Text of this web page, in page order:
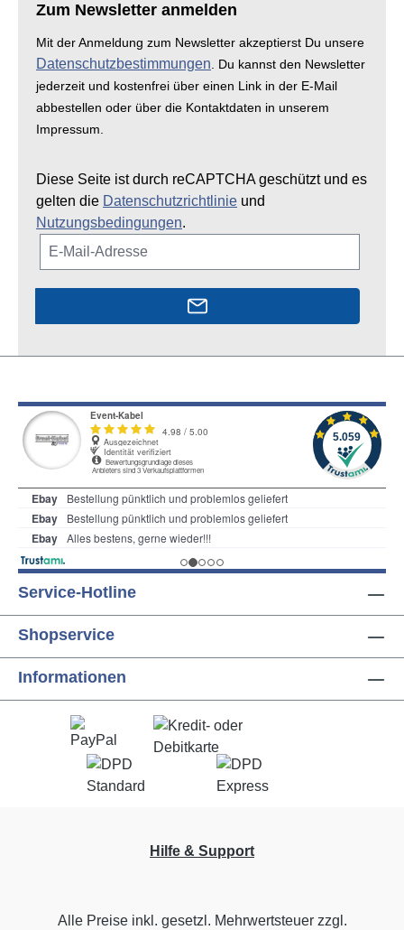
Zum Newsletter anmelden
Mit der Anmeldung zum Newsletter akzeptierst Du unsere
Datenschutzbestimmungen . Du kannst den Newsletter
jederzeit und kostenfrei über einen Link in der E-Mail
abbestellen oder über die Kontaktdaten in unserem
Impressum.
Diese Seite ist durch reCAPTCHA geschützt und es
gelten die Datenschutzrichtlinie und
Nutzungsbedingungen.
Service-Hotline
Shopservice
Informationen
Hilfe & Support
Alle Preise inkl. gesetzl. Mehrwertsteuer zzgl.